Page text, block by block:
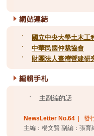
˙ 國立中央大學土木工
˙
中華民國仲裁協會
˙
財團法人臺灣營建研
˙ 主副編的話
NewsLetter No.64 | 發
主編：楊文賢 副編：張